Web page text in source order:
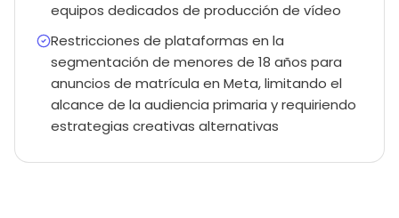
equipos dedicados de producción de vídeo
Restricciones de plataformas en la
segmentación de menores de 18 años para
anuncios de matrícula en Meta, limitando el
alcance de la audiencia primaria y requiriendo
estrategias creativas alternativas